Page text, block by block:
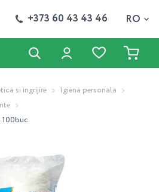
+373 60 43 43 46 RO
si ingrijire
Igiena personala